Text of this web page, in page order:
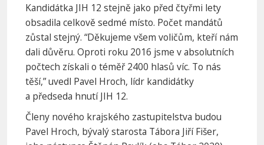
Kandidátka JIH 12 stejně jako před čtyřmi lety
obsadila celkově sedmé místo. Počet mandátů
zůstal stejný. “Děkujeme všem voličům, kteří nám
dali důvěru. Oproti roku 2016 jsme v absolutních
počtech získali o téměř 2400 hlasů víc. To nás
těší,” uvedl Pavel Hroch, lídr kandidátky
a předseda hnutí JIH 12.
Členy nového krajského zastupitelstva budou
Pavel Hroch, bývalý starosta Tábora Jiří Fišer,